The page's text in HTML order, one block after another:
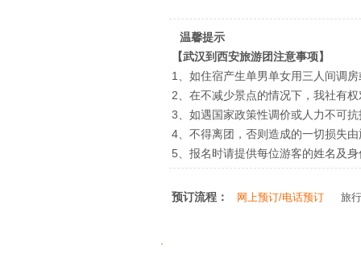
温馨提示
【武汉到西安旅游团注意事项】
1、如住宿产生单男单女用三人间调
2、在不减少景点的情况下，我社有
3、如遇国家政策性调价或人力不可
4、不得离团，否则造成的一切损失
5、报名时请提供每位游客的姓名及
预订流程： 网上预订/电话预订 旅